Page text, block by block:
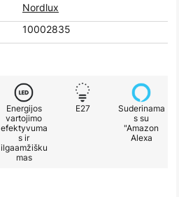
Nordlux
10002835
Energijos
vartojimo
efektyvuma
s ir
ilgaamžišku
mas
E27
Suderinama
s su
"Amazon
Alexa